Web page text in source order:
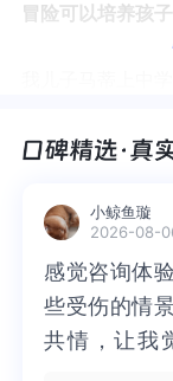
冒险可以培养孩
行学习。
“中级班很好，”我
“我从来没听过有
后来，一位母亲
小鲸鱼璇
2026-08-
感觉咨询体
些受伤的情
共情，让我
感觉咨询体
些受伤的情
共情，让我